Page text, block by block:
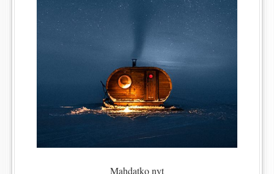
Mahdatko nyt